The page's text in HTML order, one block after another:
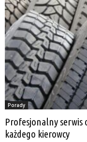
Porady
Profesjonalny serwis
każdego kierowcy